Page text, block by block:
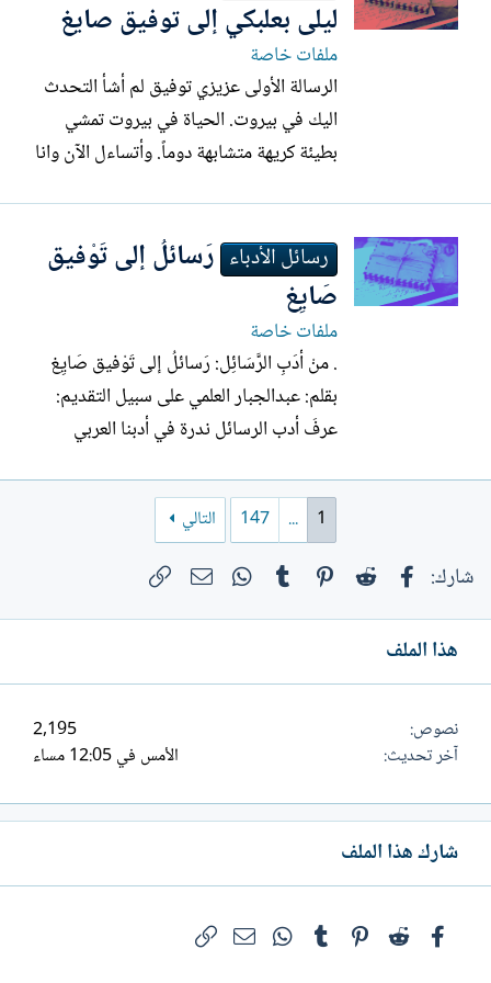
وعسى أن تشعرونا قبل ترككم القاهرة إلى
بيروت. سيدي...
ليلى بعلبكي إلى توفيق صايغ
ملفات خاصة
الرسالة الأولى عزيزي توفيق لم أشأ التحدث
اليك في بيروت. الحياة في بيروت تمشي
بطيئة كريهة متشابهة دوماً. وأتساءل الآن وانا
بيروت لأرجع الى الوراء وابدأ من هناك حياة
متشابهة بطيئة كريهة؟ منذ اسبوع وانا افتش
عن غرفة في...
رسائل الأدباء رَسائلُ إلى تَوْفيق
صَايِغ
ملفات خاصة
. منْ أدَبِ الرَّسَائِل: رَسائلُ إلى تَوْفيق صَايِغ
بقلم: عبدالجبار العلمي على سبيل التقديم:
عرفَ أدب الرسائل ندرة في أدبنا العربي
"بين الأدباء دور في الكشف عن المشاعر
الحميمة، والبوح بأسرار المتراسلين المختلفة،
والإعلان بصدق وصراحة عن لواعج النفس...
1
...
147 التالي
شارك: فيسبوك Reddit
Pinterest
Tumblr
WhatsAppالبريد الإلكتروني
هذا الملف
نصوص
2,195
آخر تحديث
الأمس في 12:05 مساء
شارك هذا الملف
فيسبوكReddit
Pinterest
Tumblr
WhatsAppالبريد الإلكتروني